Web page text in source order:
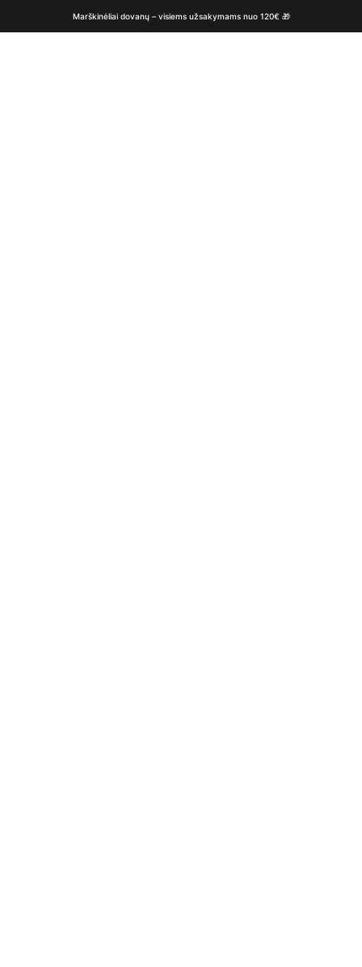
Marškinėliai dovanų – visiems užsakymams nuo 120€ 🎁